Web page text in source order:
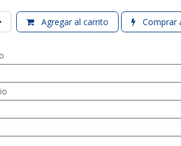
Agregar al carrito Comprar